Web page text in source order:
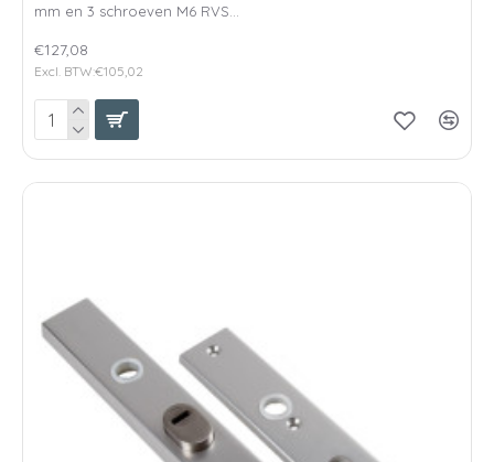
mm en 3 schroeven M6 RVS...
€127,08
Excl. BTW:€105,02